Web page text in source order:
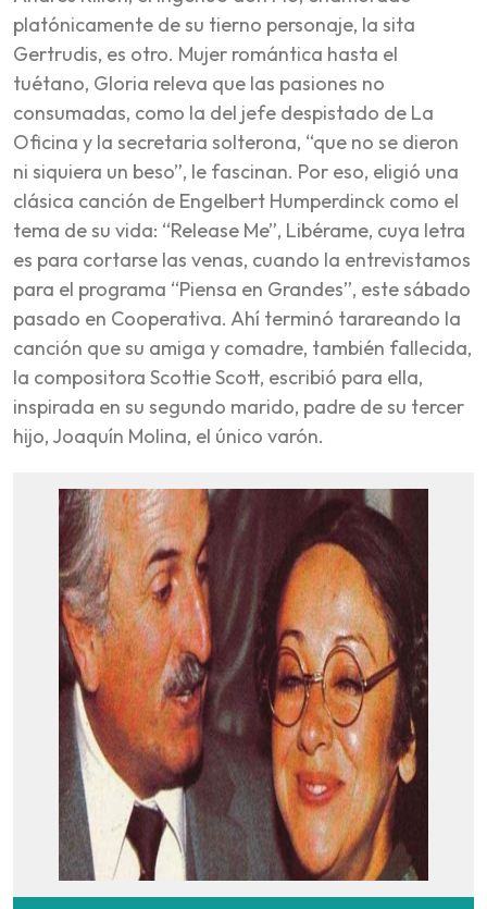
platónicamente de su tierno personaje, la sita
Gertrudis, es otro. Mujer romántica hasta el
tuétano, Gloria releva que las pasiones no
consumadas, como la del jefe despistado de La
Oficina y la secretaria solterona, “que no se dieron
ni siquiera un beso”, le fascinan. Por eso, eligió una
clásica canción de Engelbert Humperdinck como el
tema de su vida: “Release Me”, Libérame, cuya letra
es para cortarse las venas, cuando la entrevistamos
para el programa “Piensa en Grandes”, este sábado
pasado en Cooperativa. Ahí terminó tarareando la
canción que su amiga y comadre, también fallecida,
la compositora Scottie Scott, escribió para ella,
inspirada en su segundo marido, padre de su tercer
hijo, Joaquín Molina, el único varón.